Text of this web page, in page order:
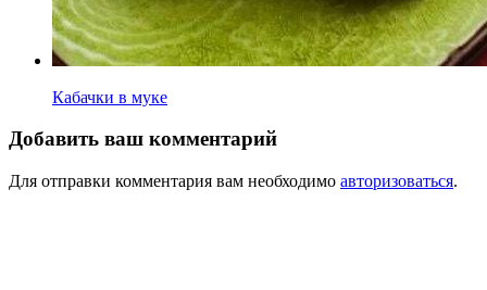
Кабачки в муке
Добавить ваш комментарий
Для отправки комментария вам необходимо авторизоваться.